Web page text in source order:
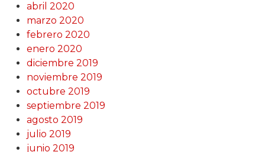
abril 2020
marzo 2020
febrero 2020
enero 2020
diciembre 2019
noviembre 2019
octubre 2019
septiembre 2019
agosto 2019
julio 2019
junio 2019